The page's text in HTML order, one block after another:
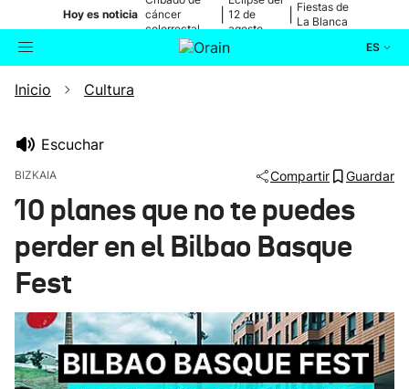
Hoy es noticia cáncer
colorrectal
12 de
agosto
Fiestas de
La Blanca
ES
Buscador
Ikusmiran
Inicio Cultura
Escuchar
BIZKAIA Compartir Guardar
10 planes que no te puedes
perder en el Bilbao Basque
Fest